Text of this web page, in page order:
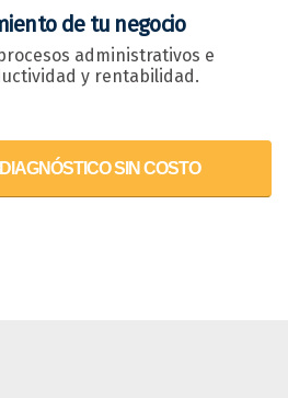
de tu negocio
administrativos e
y rentabilidad.
SIN COSTO